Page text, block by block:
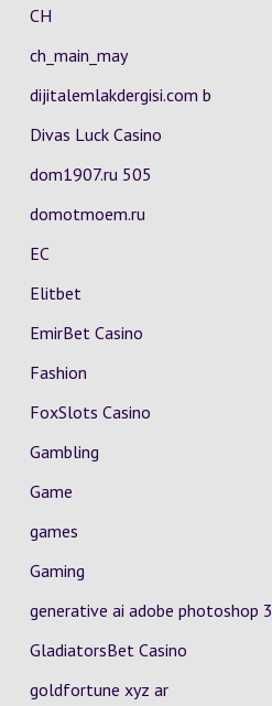
CH
ch_main_may
dijitalemlakdergisi.com b
Divas Luck Casino
dom1907.ru 505
domotmoem.ru
EC
Elitbet
EmirBet Casino
Fashion
FoxSlots Casino
Gambling
Game
games
Gaming
generative ai adobe photoshop 3
GladiatorsBet Casino
goldfortune xyz ar